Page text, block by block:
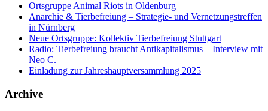
Ortsgruppe Animal Riots in Oldenburg
Anarchie & Tierbefreiung – Strategie- und Vernetzungstreffen
in Nürnberg
Neue Ortsgruppe: Kollektiv Tierbefreiung Stuttgart
Radio: Tierbefreiung braucht Antikapitalismus – Interview mit
Neo C.
Einladung zur Jahreshauptversammlung 2025
Archive